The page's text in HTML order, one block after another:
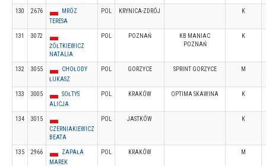
130 2676
MRÓZ
TERESA
POL KRYNICA-ZDRÓJ K
131
3072
ŻÓŁTKIEWICZ
NATALIA
POL POZNAŃ
KB MANIAC
POZNAŃ
K
132 3055
CHOŁODY
ŁUKASZ
POL GORZYCE SPRINT GORZYCE M
133 3005
SOŁTYS
ALICJA
POL KRAKÓW OPTIMA SKAWINA K
134
3015
CZERNIAKIEWICZ
BEATA
POL JASTKÓW K
135 2966
ZAPAŁA
MAREK
POL KRAKÓW M